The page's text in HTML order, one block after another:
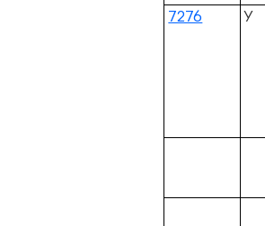
7276 У